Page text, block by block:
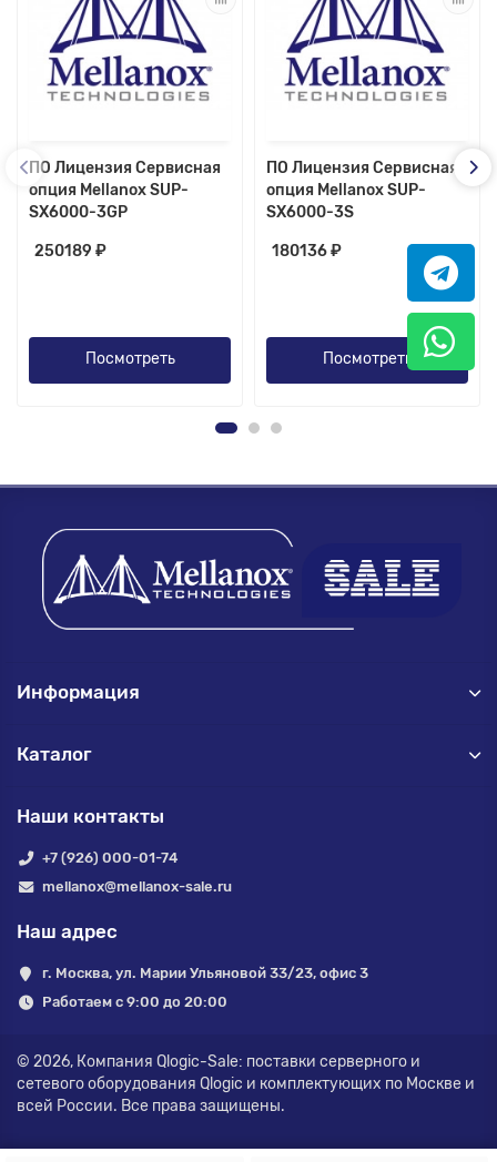
ПО Лицензия Сервисная
опция Mellanox SUP-
SX6000-3GP
250189 ₽
Посмотреть
ПО Лицензия Сервисная
опция Mellanox SUP-
SX6000-3S
180136 ₽
Посмотреть
Информация
Каталог
Наши контакты
+7 (926) 000-01-74
mellanox@mellanox-sale.ru
Наш адрес
г. Москва, ул. Марии Ульяновой 33/23, офис 3
Работаем с 9:00 до 20:00
© 2026, Компания Qlogic-Sale: поставки серверного и
сетевого оборудования Qlogic и комплектующих по Москве и
всей России. Все права защищены.